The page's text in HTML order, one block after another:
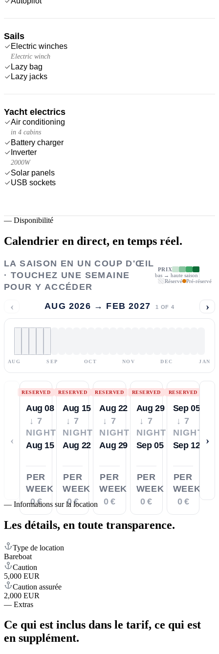
Sails
Electric winches
Electric winch
Lazy bag
Lazy jacks
Yacht electrics
Air conditioning
in 4 cabins
Battery charger
Inverter
2000W
Solar panels
USB sockets
— Disponibilité
Calendrier en direct, en temps réel.
LA SAISON EN UN COUP D'ŒIL
· TOUCHEZ UNE SEMAINE
POUR Y ACCÉDER
PRIX
bas → haute saison
Réservé
Pré-réservé
‹ AUG 2026 → FEB 2027 1 OF 4 ›
AUG SEP OCT NOV DEC JAN
‹
RESERVED
Aug 08
↓ 7
NIGHTS
Aug 15
PER
WEEK
0 €
RESERVED
Aug 15
↓ 7
NIGHTS
Aug 22
PER
WEEK
0 €
RESERVED
Aug 22
↓ 7
NIGHTS
Aug 29
PER
WEEK
0 €
RESERVED
Aug 29
↓ 7
NIGHTS
Sep 05
PER
WEEK
0 €
RESERVED
Sep 05
↓ 7
NIGHTS
Sep 12
PER
WEEK
0 €
›
— Informations sur la location
Les détails, en toute transparence.
Type de location
Bareboat
Caution
5,000 EUR
Caution assurée
2,000 EUR
— Extras
Ce qui est inclus dans le tarif, ce qui est
en supplément.